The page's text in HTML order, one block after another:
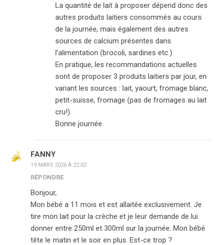
La quantité de lait à proposer dépend donc des
autres produits laitiers consommés au cours
de la journée, mais également des autres
sources de calcium présentes dans
l’alimentation (brocoli, sardines etc.).
En pratique, les recommandations actuelles
sont de proposer 3 produits laitiers par jour, en
variant les sources : lait, yaourt, fromage blanc,
petit-suisse, fromage (pas de fromages au lait
cru!).
Bonne journée.
FANNY
19 MARS 2026 À 22:02
RÉPONDRE
Bonjour,
Mon bébé a 11 mois et est allaitée exclusivement. Je
tire mon lait pour la crèche et je leur demande de lui
donner entre 250ml et 300ml sur la journée. Mon bébé
tête le matin et le soir en plus. Est-ce trop ?